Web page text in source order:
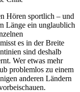
Hören sportlich – und
Länge ein unglaublich
es in der Breite
sind deshalb
Wer etwas mehr
problemlos zu einem
anderen Ländern